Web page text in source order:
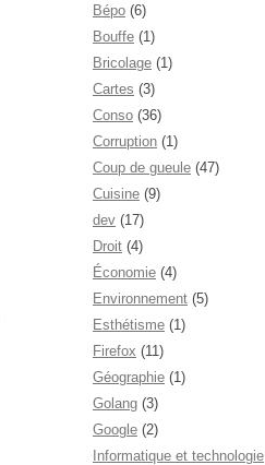
Bépo (6)
Bouffe (1)
Bricolage (1)
Cartes (3)
Conso (36)
Corruption (1)
Coup de gueule (47)
Cuisine (9)
dev (17)
Droit (4)
Économie (4)
Environnement (5)
Esthétisme (1)
Firefox (11)
Géographie (1)
Golang (3)
Google (2)
Informatique et technologie